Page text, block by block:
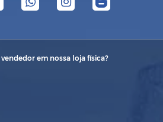
em nossa loja física?